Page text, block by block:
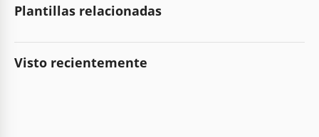
Plantillas relacionadas
Visto recientemente